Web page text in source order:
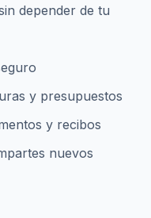
depender de tu
y presupuestos
y recibos
nuevos